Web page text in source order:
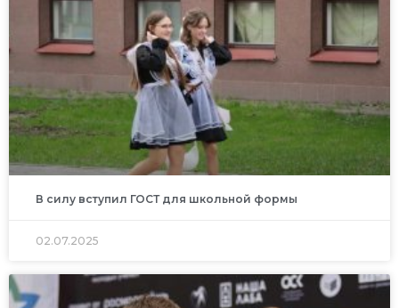
В силу вступил ГОСТ для школьной формы
02.07.2025